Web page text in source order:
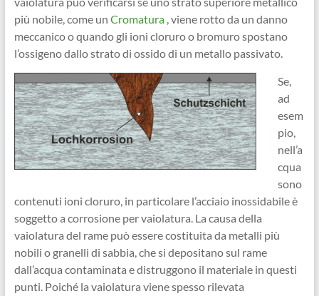
più nobile, come un Cromatura, viene rotto da un danno
meccanico o quando gli ioni cloruro o bromuro spostano
l’ossigeno dallo strato di ossido di un metallo passivato.
Se,
ad
esem
pio,
nell’a
cqua
sono
contenuti ioni cloruro, in particolare l’acciaio inossidabile è
soggetto a corrosione per vaiolatura. La causa della
vaiolatura del rame può essere costituita da metalli più
nobili o granelli di sabbia, che si depositano sul rame
dall’acqua contaminata e distruggono il materiale in questi
punti. Poiché la vaiolatura viene spesso rilevata